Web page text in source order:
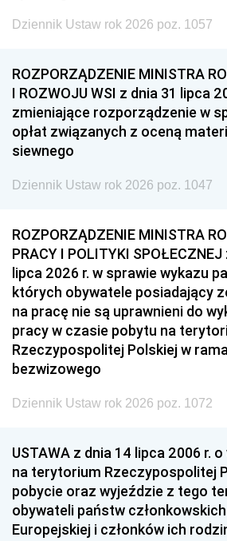
Dziennik Ustaw rok 2026 poz. 1057
ROZPORZĄDZENIE MINISTRA
I ROZWOJU WSI z dnia 31 lipca
zmieniające rozporządzenie w
opłat związanych z oceną
siewnego
Dziennik Ustaw rok 2026 poz. 1047
ROZPORZĄDZENIE MINISTRA
PRACY I POLITYKI SPOŁECZNEJ
lipca 2026 r. w sprawie wykazu
których obywatele posiadający
na pracę nie są uprawnieni do
pracy w czasie pobytu na
Rzeczypospolitej Polskiej w
bezwizowego
Dziennik Ustaw rok 2026 poz. 1072
USTAWA z dnia 14 lipca 2006 r.
na terytorium Rzeczypospolitej
pobycie oraz wyjeździe z tego
obywateli państw
Europejskiej i członków ich